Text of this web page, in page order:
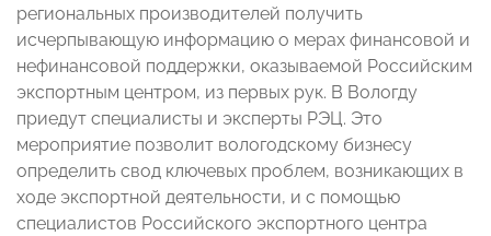
региональных производителей получить
исчерпывающую информацию о мерах финансовой и
нефинансовой поддержки, оказываемой Российским
экспортным центром, из первых рук. В Вологду
приедут специалисты и эксперты РЭЦ. Это
мероприятие позволит вологодскому бизнесу
определить свод ключевых проблем, возникающих в
ходе экспортной деятельности, и с помощью
специалистов Российского экспортного центра